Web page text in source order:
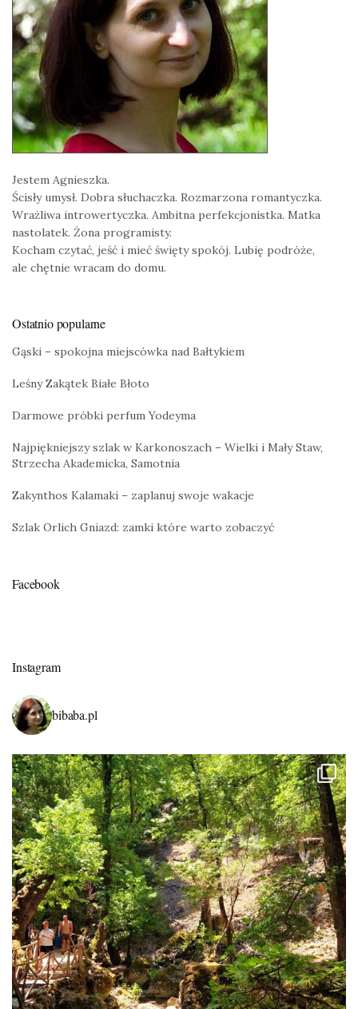
Jestem Agnieszka.
Ścisły umysł. Dobra słuchaczka. Rozmarzona romantyczka.
Wrażliwa introwertyczka. Ambitna perfekcjonistka. Matka
nastolatek. Żona programisty.
Kocham czytać, jeść i mieć święty spokój. Lubię podróże,
ale chętnie wracam do domu.
Ostatnio popularne
Gąski – spokojna miejscówka nad Bałtykiem
Leśny Zakątek Białe Błoto
Darmowe próbki perfum Yodeyma
Najpiękniejszy szlak w Karkonoszach – Wielki i Mały Staw,
Strzecha Akademicka, Samotnia
Zakynthos Kalamaki – zaplanuj swoje wakacje
Szlak Orlich Gniazd: zamki które warto zobaczyć
Facebook
Instagram
bibaba.pl